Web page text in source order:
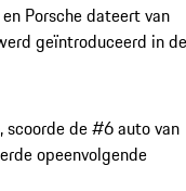
Porsche dateert van
geïntroduceerd in de
scoorde de #6 auto van
opeenvolgende